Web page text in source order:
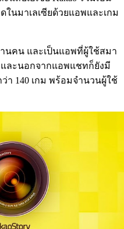
ในมาเลเซียด้วยแอพและเกม
านคน และเป็นแอพที่ผู้ใช้สมา
และนอกจากแอพแชทก็ยังมี
า 140 เกม พร้อมจำนวนผู้ใช้